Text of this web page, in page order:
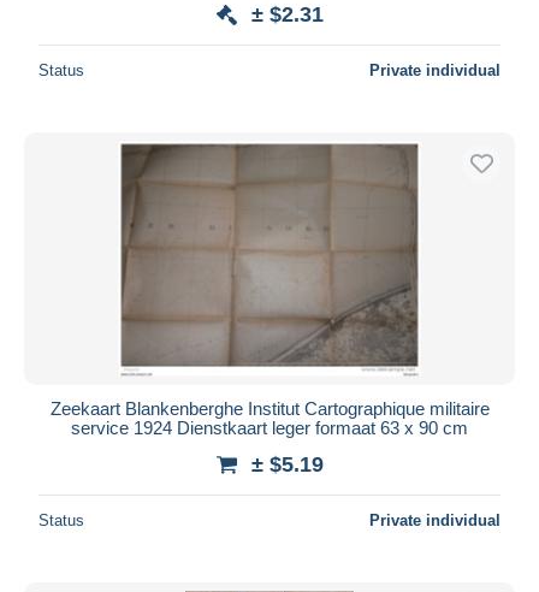
± $2.31
Status Private individual
Zeekaart Blankenberghe Institut Cartographique militaire
service 1924 Dienstkaart leger formaat 63 x 90 cm
± $5.19
Status Private individual